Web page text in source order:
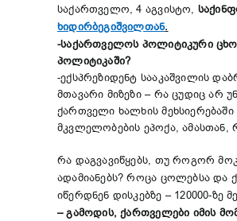
საქართველო, 4 აგვისტო,
ხიდირბეგიშვილთან.
-საქართველოს პოლიტიკური
პოლიტიკაში?
-ექსპრეზიდენტ სააკაშვილის
მთავარი მიზეზი – რა ცუდიც არ
ქართველი ხალხის
მკვლელობების ეპოქა, ამასთან,
რა დაგვავიწყებს, თუ როგორ
ადამიანებს? როცა ცოლებსა
იწერდნენ დისკებზე – 120000-
– გამოდის, ქართველები იმის